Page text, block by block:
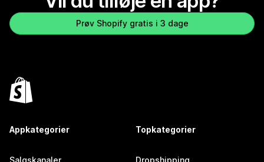
Prøv Shopify gratis i 3 dage
Appkategorier
Salgskanaler
Topkategorier
Dropshipping